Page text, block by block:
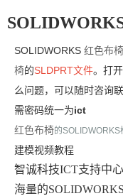
SOLIDWORKS 红色布椅
椅的SLDPRT文件。打
么问题，可以随时咨询
需密码统一为ict
红色布椅的
建模视频教程
智诚科技ICT支持中
海量的